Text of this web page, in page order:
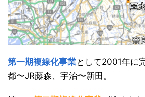
第一期複線化事業として2001年に
都〜JR藤森、宇治〜新田。